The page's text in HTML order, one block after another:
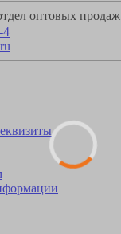
оптовых продаж
4